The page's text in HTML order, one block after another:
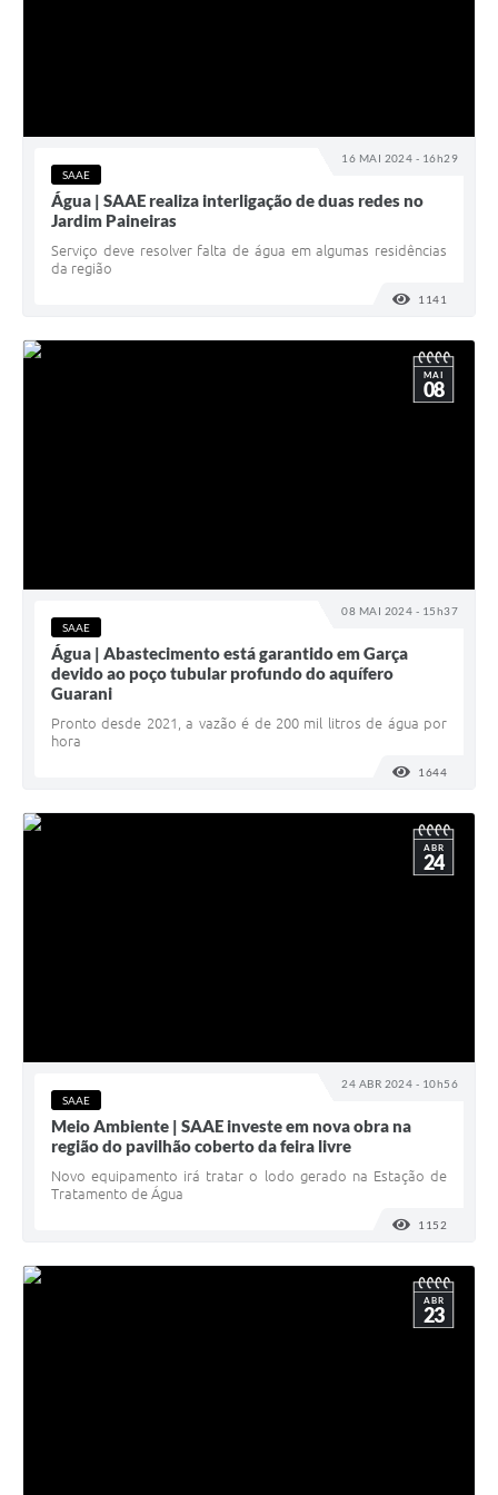
16 MAI 2024 - 16h29
SAAE
Água | SAAE realiza interligação de duas redes no
Jardim Paineiras
Serviço deve resolver falta de água em algumas residências
da região
1141
08 MAI 2024 - 15h37
MAI
08
SAAE
Água | Abastecimento está garantido em Garça
devido ao poço tubular profundo do aquífero
Guarani
Pronto desde 2021, a vazão é de 200 mil litros de água por
hora
1644
24 ABR 2024 - 10h56
ABR
24
SAAE
Meio Ambiente | SAAE investe em nova obra na
região do pavilhão coberto da feira livre
Novo equipamento irá tratar o lodo gerado na Estação de
Tratamento de Água
1152
ABR
23